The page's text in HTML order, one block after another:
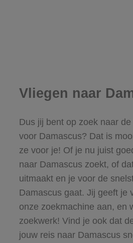
Vliegen naar
Dus jij bent op zoek naar
voor Damascus? Dat is
ze voor je! Of je nu juist
naar Damascus zoekt, of
uitmaakt en je voor de
Damascus gaat. Jij geeft je
onze zoekmachine aan, en
zoekwerk! Vind je ook dat
jouw reis naar Damascus